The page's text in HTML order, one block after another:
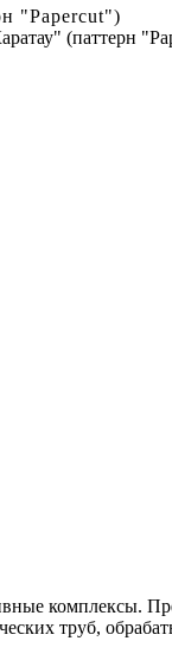
"Papercut")
(паттерн
комплексы.
труб,